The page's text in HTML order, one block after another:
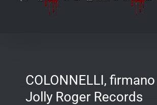
COLONNELLI,
Jolly Roger Records